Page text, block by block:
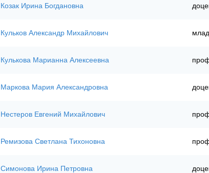
Козак Ирина Богдановна
Кульков Александр Михайлович
Кулькова Марианна Алексеевна
Маркова Мария Александровна
Нестеров Евгений Михайлович
Ремизова Светлана Тихоновна
Симонова Ирина Петровна